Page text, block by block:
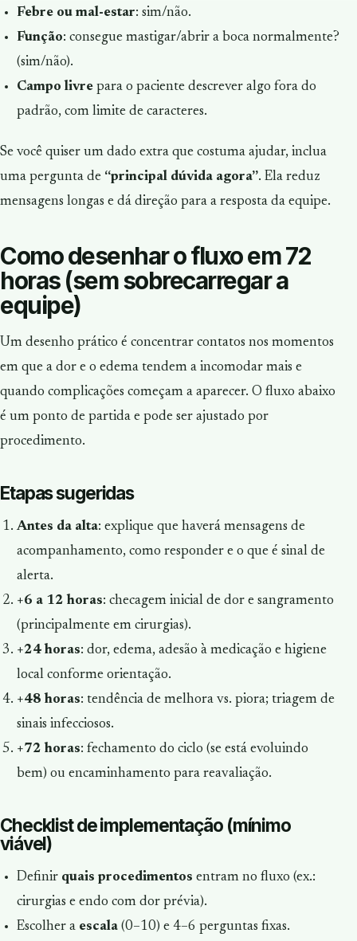
Febre ou mal-estar: sim/não.
Função: consegue mastigar/abrir a boca normalmente?
(sim/não).
Campo livrepara o paciente descrever algo fora do
padrão, com limite de caracteres.
Se você quiser um dado extra que costuma ajudar, inclua
uma pergunta de “principal dúvida agora”. Ela reduz
mensagens longas e dá direção para a resposta da equipe.
Como desenhar o fluxo em 72
horas (sem sobrecarregar a
equipe)
Um desenho prático é concentrar contatos nos momentos
em que a dor e o edema tendem a incomodar mais e
quando complicações começam a aparecer. O fluxo abaixo
é um ponto de partida e pode ser ajustado por
procedimento.
Etapas sugeridas
Antes da alta: explique que haverá mensagens de
acompanhamento, como responder e o que é sinal de
alerta.
+6 a 12 horas: checagem inicial de dor e sangramento
(principalmente em cirurgias).
+24 horas: dor, edema, adesão à medicação e higiene
local conforme orientação.
+48 horas: tendência de melhora vs. piora; triagem de
sinais infecciosos.
+72 horas: fechamento do ciclo (se está evoluindo
bem) ou encaminhamento para reavaliação.
Checklist de implementação (mínimo
viável)
Definir quais procedimentos entram no fluxo (ex.:
cirurgias e endo com dor prévia).
Escolher a escala(0–10) e 4–6 perguntas fixas.